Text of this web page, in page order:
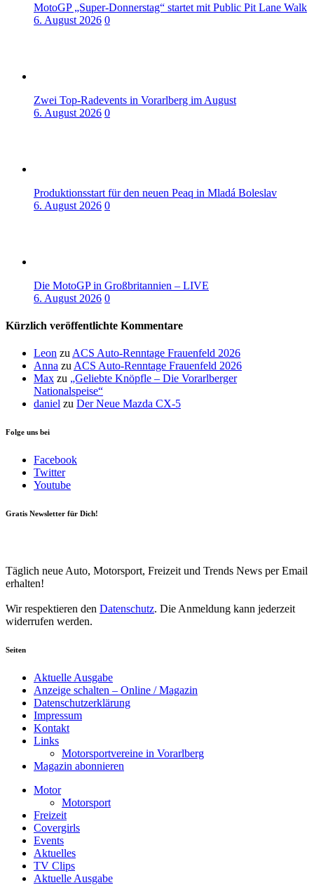
MotoGP „Super-Donnerstag“ startet mit Public Pit Lane Walk
6. August 2026 0
Zwei Top-Radevents in Vorarlberg im August
6. August 2026 0
Produktionsstart für den neuen Peaq in Mladá Boleslav
6. August 2026 0
Die MotoGP in Großbritannien – LIVE
6. August 2026 0
Kürzlich veröffentlichte Kommentare
Leon zu ACS Auto-Renntage Frauenfeld 2026
Anna zu ACS Auto-Renntage Frauenfeld 2026
Max zu „Geliebte Knöpfle – Die Vorarlberger
Nationalspeise“
daniel zu Der Neue Mazda CX-5
Folge uns bei
Facebook
Twitter
Youtube
Gratis Newsletter für Dich!
Täglich neue Auto, Motorsport, Freizeit und Trends News per Email
erhalten!
Wir respektieren den Datenschutz. Die Anmeldung kann jederzeit
widerrufen werden.
Seiten
Aktuelle Ausgabe
Anzeige schalten – Online / Magazin
Datenschutzerklärung
Impressum
Kontakt
Links
Motorsportvereine in Vorarlberg
Magazin abonnieren
Motor
Motorsport
Freizeit
Covergirls
Events
Aktuelles
TV Clips
Aktuelle Ausgabe